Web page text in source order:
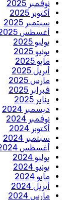
نوفمبر 2025
أكتوبر 2025
سبتمبر 2025
أغسطس 2025
يوليو 2025
يونيو 2025
مايو 2025
أبريل 2025
مارس 2025
فبراير 2025
يناير 2025
ديسمبر 2024
نوفمبر 2024
أكتوبر 2024
سبتمبر 2024
أغسطس 2024
يوليو 2024
يونيو 2024
مايو 2024
أبريل 2024
مارس 2024